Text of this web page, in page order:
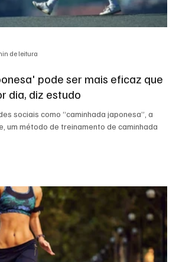
pode ser mais eficaz que
dia, diz estudo
sociais como “caminhada japonesa”, a
um método de treinamento de caminhada
de leitura